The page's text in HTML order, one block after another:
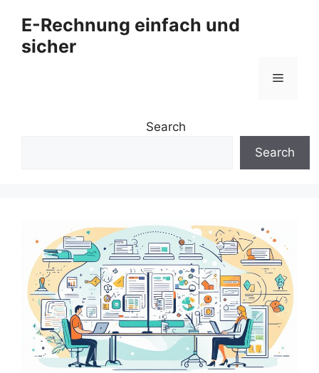
Inhalt
springen
E-Rechnung einfach und
sicher
Menü
Search
Search